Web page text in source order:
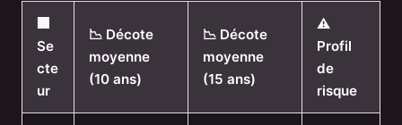
Se
cte
ur
📉 Décote
moyenne
(10 ans)
📉 Décote
moyenne
(15 ans)
⚠️
Profil
de
risque